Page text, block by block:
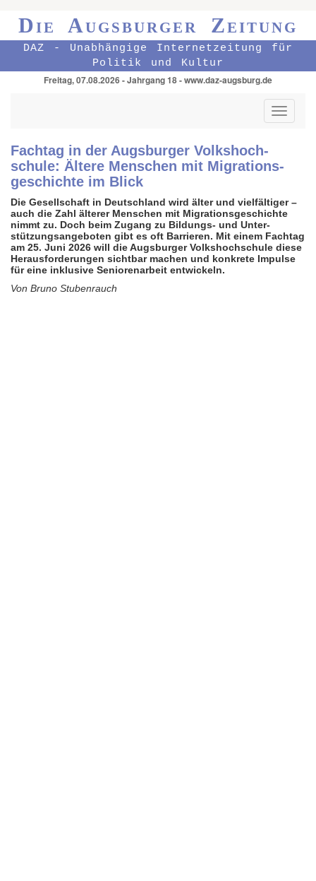
Die Augsburger Zeitung
DAZ - Unabhängige Internetzeitung für
Politik und Kultur
Freitag, 07.08.2026 - Jahrgang 18 - www.daz-augsburg.de
Toggle
Fachtag in der Augsburger Volks­hoch­
schule: Ältere Menschen mit Migrations­
geschichte im Blick
Die Gesellschaft in Deutschland wird älter und viel­fältiger –
auch die Zahl älterer Menschen mit Migra­tions­geschichte
nimmt zu. Doch beim Zugang zu Bildungs- und Unter­
stützungs­angeboten gibt es oft Barrieren. Mit einem Fachtag
am 25. Juni 2026 will die Augsburger Volks­hoch­schule diese
Heraus­forde­rungen sichtbar machen und konkrete Impulse
für eine inklusive Senioren­arbeit entwickeln.
Von Bruno Stubenrauch